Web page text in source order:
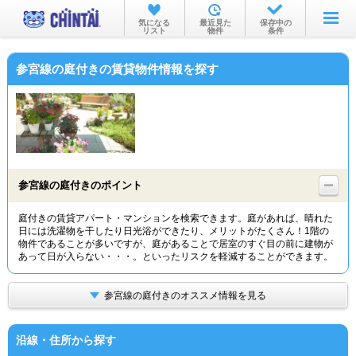
お部屋を探す
沿線・駅から
物件特集から
TOP
気になる
リスト
最近見た
物件
保存中の
条件
参宮線の庭付きの賃貸物件情報を探す
参宮線の庭付きのポイント
庭付きの賃貸アパート・マンションを検索できます。庭があれば、晴れた
日には洗濯物を干したり日光浴ができたり、メリットがたくさん！1階の
物件であることが多いですが、庭があることで居室のすぐ目の前に建物が
あって日が入らない・・・。といったリスクを軽減することができます。
参宮線の庭付きのオススメ情報を見る
沿線・住所から探す